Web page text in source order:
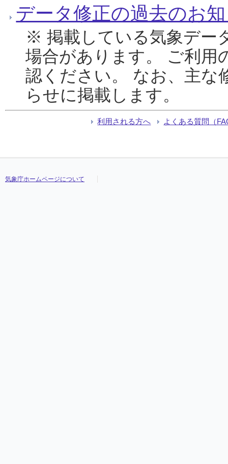
データ修正の過去のお
※ 掲載している気象デー
場合があります。 ご利用
認ください。 なお、主な
らせに掲載します。
利用される方へ よくある質問（
気象庁ホームページについて